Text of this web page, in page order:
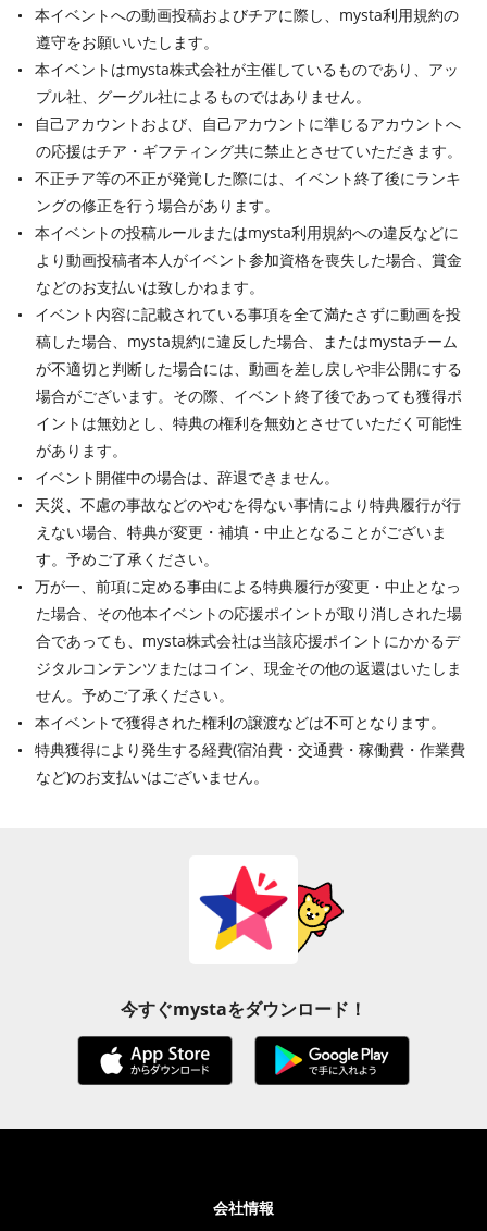
本イベントへの動画投稿およびチアに際し、mysta利用規約の
遵守をお願いいたします。
本イベントはmysta株式会社が主催しているものであり、アッ
プル社、グーグル社によるものではありません。
自己アカウントおよび、自己アカウントに準じるアカウントへ
の応援はチア・ギフティング共に禁止とさせていただきます。
不正チア等の不正が発覚した際には、イベント終了後にランキ
ングの修正を行う場合があります。
本イベントの投稿ルールまたはmysta利用規約への違反などに
より動画投稿者本人がイベント参加資格を喪失した場合、賞金
などのお支払いは致しかねます。
イベント内容に記載されている事項を全て満たさずに動画を投
稿した場合、mysta規約に違反した場合、またはmystaチーム
が不適切と判断した場合には、動画を差し戻しや非公開にする
場合がございます。その際、イベント終了後であっても獲得ポ
イントは無効とし、特典の権利を無効とさせていただく可能性
があります。
イベント開催中の場合は、辞退できません。
天災、不慮の事故などのやむを得ない事情により特典履行が行
えない場合、特典が変更・補填・中止となることがございま
す。予めご了承ください。
万が一、前項に定める事由による特典履行が変更・中止となっ
た場合、その他本イベントの応援ポイントが取り消しされた場
合であっても、mysta株式会社は当該応援ポイントにかかるデ
ジタルコンテンツまたはコイン、現金その他の返還はいたしま
せん。予めご了承ください。
本イベントで獲得された権利の譲渡などは不可となります。
特典獲得により発生する経費(宿泊費・交通費・稼働費・作業費
など)のお支払いはございません。
今すぐmystaをダウンロード！
会社情報